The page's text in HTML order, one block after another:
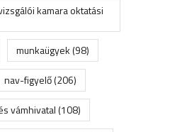
kamara oktatási
munkaügyek(98)
nav-figyelő(206)
vámhivatal(108)